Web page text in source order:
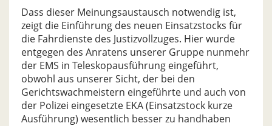
Dass dieser Meinungsaustausch notwendig ist,
zeigt die Einführung des neuen Einsatzstocks für
die Fahrdienste des Justizvollzuges. Hier wurde
entgegen des Anratens unserer Gruppe nunmehr
der EMS in Teleskopausführung eingeführt,
obwohl aus unserer Sicht, der bei den
Gerichtswachmeistern eingeführte und auch von
der Polizei eingesetzte EKA (Einsatzstock kurze
Ausführung) wesentlich besser zu handhaben